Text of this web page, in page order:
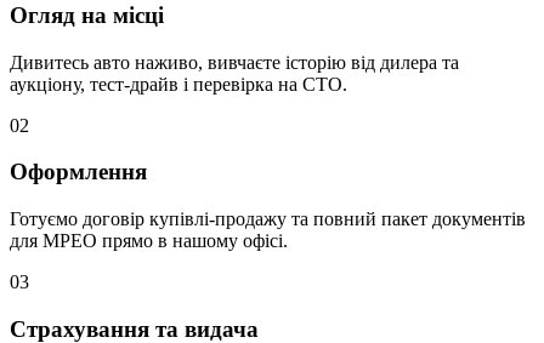
Огляд на місці
Дивитесь авто наживо, вивчаєте історію від дилера та
аукціону, тест-драйв і перевірка на СТО.
02
Оформлення
Готуємо договір купівлі-продажу та повний пакет документів
для МРЕО прямо в нашому офісі.
03
Страхування та видача